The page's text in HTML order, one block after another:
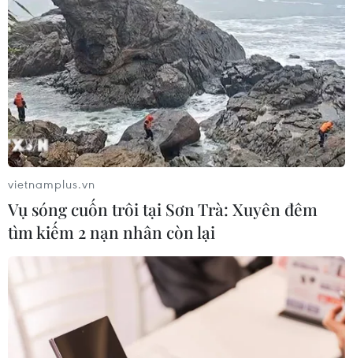
Mỹ: Cảnh sát bắt giữ 30 người tham gia
biểu tình tại New York
28/10/2020 12:46
Cuộc biểu tình tại New York diễn ra sau khi vụ cảnh sát
tại thành phố Philadelphia bắn chết một thanh niên da
màu, trong bối cảnh làn sóng phản đối phân biệt chủng
tộc ở Mỹ vẫn chưa lắng xuống.
vietnamplus.vn
Vụ sóng cuốn trôi tại Sơn Trà: Xuyên đêm
tìm kiếm 2 nạn nhân còn lại